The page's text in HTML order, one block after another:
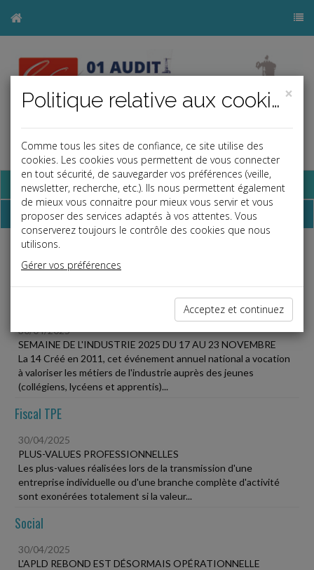
j
a
Base documentaire
Dépêches
Liste des dernières dépêches
30/04/2025
SEMAINE DE L'INDUSTRIE 2025 DU 17 AU 23 NOVEMBRE
La 14 Créé en 2011, cet événement annuel national a vocation
à valoriser les métiers de l'industrie auprès des jeunes
(collégiens, lycéens et apprentis)...
Fiscal TPE
30/04/2025
PLUS-VALUES PROFESSIONNELLES
Les plus-values réalisées lors de la transmission d'une
entreprise individuelle ou d'une branche complète d'activité
sont exonérées totalement si la valeur...
Social
30/04/2025
L'APLD REBOND EST DÉSORMAIS OPÉRATIONNELLE
×
Politique relative aux cookies
Comme tous les sites de confiance, ce site utilise des
cookies. Les cookies vous permettent de vous connecter
en tout sécurité, de sauvegarder vos préférences (veille,
newsletter, recherche, etc.). Ils nous permettent également
de mieux vous connaitre pour mieux vous servir et vous
proposer des services adaptés à vos attentes. Vous
conserverez toujours le contrôle des cookies que nous
utilisons.
Gérer vos préférences
Acceptez et continuez